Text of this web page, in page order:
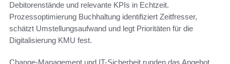
Debitorenstände und relevante KPIs in Echtzeit.
Prozessoptimierung Buchhaltung identifiziert Zeitfresser,
schätzt Umstellungsaufwand und legt Prioritäten für die
Digitalisierung KMU fest.